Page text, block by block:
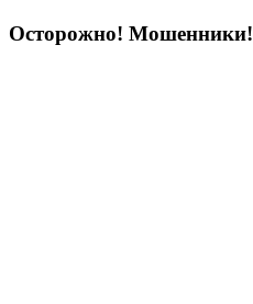
Осторожно! Мошенники!